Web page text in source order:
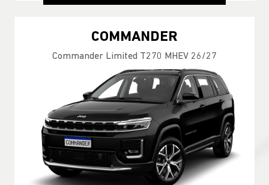
COMMANDER
Commander Limited T270 MHEV 26/27